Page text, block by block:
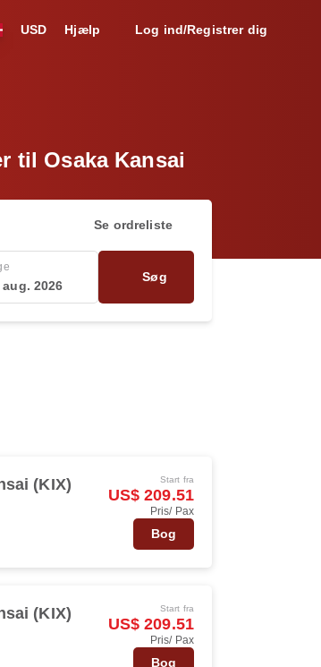
USD Hjælp Log ind/Registrer dig
til Osaka Kansai
Se ordreliste
aug. 2026
Søg
(KIX) Start fra
US$ 209.51
Pris/ Pax
Bog
(KIX) Start fra
US$ 209.51
Pris/ Pax
Bog